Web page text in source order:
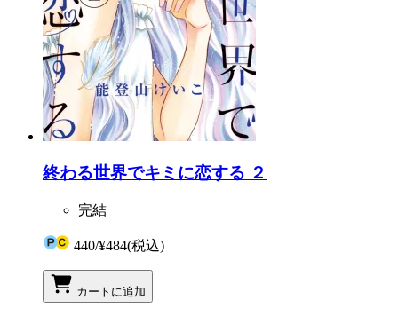
終わる世界でキミに恋する ２
完結
440/¥484(税込)
カートに追加